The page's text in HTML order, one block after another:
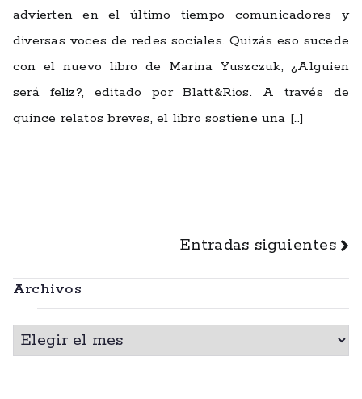
advierten en el último tiempo comunicadores y
diversas voces de redes sociales. Quizás eso sucede
con el nuevo libro de Marina Yuszczuk, ¿Alguien
será feliz?, editado por Blatt&Rios. A través de
quince relatos breves, el libro sostiene una […]
de
entradas
Entradas siguientes
Archivos
A